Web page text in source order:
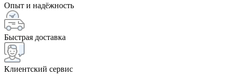
Опыт и надёжность
Быстрая доставка
Клиентский сервис